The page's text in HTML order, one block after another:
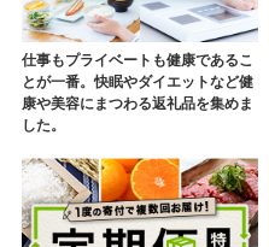
仕事もプライベートも健康であるこ
とが一番。快眠やダイエットなど健
康や美容にまつわる返礼品を集めま
した。